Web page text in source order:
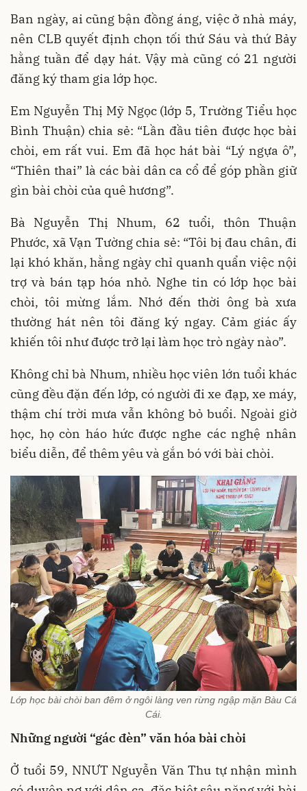
Ban ngày, ai cũng bận đồng áng, việc ở nhà máy,
nên CLB quyết định chọn tối thứ Sáu và thứ Bảy
hằng tuần để dạy hát. Vậy mà cũng có 21 người
đăng ký tham gia lớp học.
Em Nguyễn Thị Mỹ Ngọc (lớp 5, Trường Tiểu học
Bình Thuận) chia sẻ: “Lần đầu tiên được học bài
chòi, em rất vui. Em đã học hát bài “Lý ngựa ô”,
“Thiên thai” là các bài dân ca cổ để góp phần giữ
gìn bài chòi của quê hương”.
Bà Nguyễn Thị Nhum, 62 tuổi, thôn Thuận
Phước, xã Vạn Tường chia sẻ: “Tôi bị đau chân, đi
lại khó khăn, hằng ngày chỉ quanh quẩn việc nội
trợ và bán tạp hóa nhỏ. Nghe tin có lớp học bài
chòi, tôi mừng lắm. Nhớ đến thời ông bà xưa
thường hát nên tôi đăng ký ngay. Cảm giác ấy
khiến tôi như được trở lại làm học trò ngày nào”.
Không chỉ bà Nhum, nhiều học viên lớn tuổi khác
cũng đều đặn đến lớp, có người đi xe đạp, xe máy,
thậm chí trời mưa vẫn không bỏ buổi. Ngoài giờ
học, họ còn háo hức được nghe các nghệ nhân
biểu diễn, để thêm yêu và gắn bó với bài chòi.
Lớp học bài chòi ban đêm ở ngôi làng ven rừng ngập mặn Bàu Cá
Cái.
Những người “gác đèn” văn hóa bài chòi
Ở tuổi 59, NNƯT Nguyễn Văn Thu tự nhận mình